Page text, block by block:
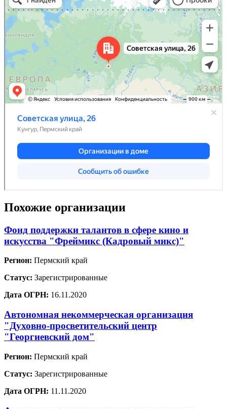
Похожие организации
Фонд поддержки талантов в сфере кино и
искусства "Фреймикс (Кадровый микс)"
Регион: Пермский край
Статус: Зарегистрированные
Дата ОГРН: 16.11.2020
Автономная некоммерческая организация
"Духовно-просветительский центр
"Георгиевский дом"
Регион: Пермский край
Статус: Зарегистрированные
Дата ОГРН: 11.11.2020